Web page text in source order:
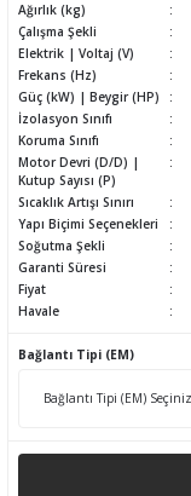
Ağırlık (kg)
Çalışma Şekli
Elektrik | Voltaj (V)
Frekans (Hz)
Güç (kW) | Beygir (HP)
İzolasyon Sınıfı
Koruma Sınıfı
Motor Devri (D/D) |
Kutup Sayısı (P)
Sıcaklık Artışı Sınırı
Yapı Biçimi Seçenekleri
Soğutma Şekli
Garanti Süresi
Fiyat
Havale
Bağlantı Tipi (EM)